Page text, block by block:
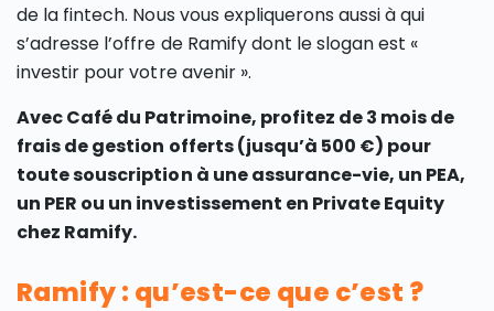
de la fintech. Nous vous expliquerons aussi à qui
s’adresse l’offre de Ramify dont le slogan est «
investir pour votre avenir ».
Avec Café du Patrimoine, profitez de 3 mois de
frais de gestion offerts (jusqu’à 500 €) pour
toute souscription à une assurance-vie, un PEA,
un PER ou un investissement en Private Equity
chez Ramify.
Ramify : qu’est-ce que c’est ?